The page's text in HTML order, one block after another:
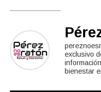
exclusivo
bienestar